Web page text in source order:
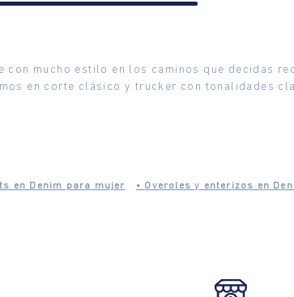
con mucho estilo en los caminos que decidas
en corte clásico y trucker con tonalidades
en Denim para mujer • Overoles y enterizos en